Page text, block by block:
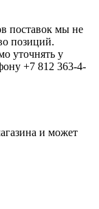
поставок мы не
позиций.
уточнять у
+7 812 363-4-
и может